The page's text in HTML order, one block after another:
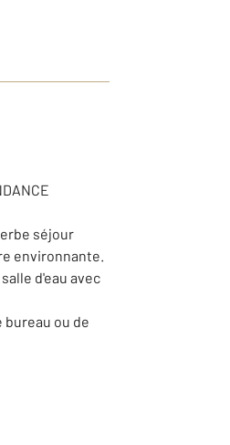
séjour
environnante.
d'eau avec
bureau ou de